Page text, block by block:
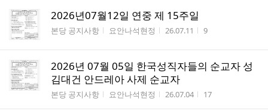
2026년07월12일 연중 제 15주일
게시판명
본당 공지사항 작성자
요안나석현정 작성시간
26.07.11 조회수
9
2026년 07월 05일 한국성직자들의 순교자 성
김대건 안드레아 사제 순교자
게시판명
본당 공지사항 작성자
요안나석현정 작성시간
26.07.04 조회수
17